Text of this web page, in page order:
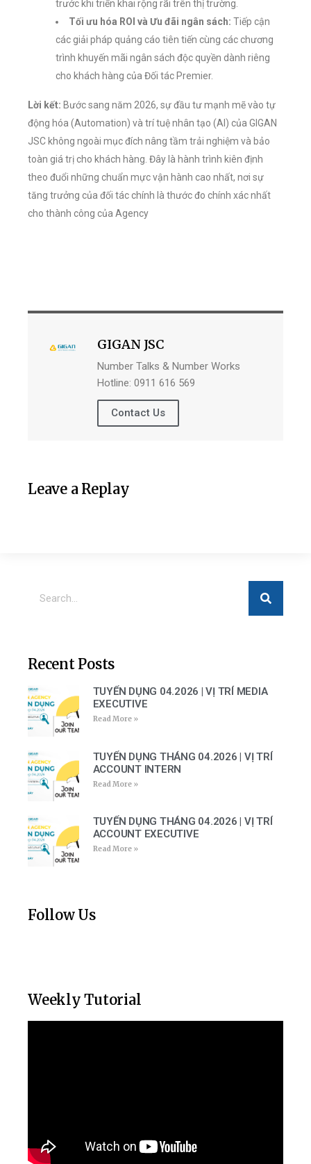
trước khi triển khai rộng rãi trên thị trường.
Tối ưu hóa ROI và Ưu đãi ngân sách: Tiếp cận
các giải pháp quảng cáo tiên tiến cùng các chương
trình khuyến mãi ngân sách độc quyền dành riêng
cho khách hàng của Đối tác Premier.
Lời kết: Bước sang năm 2026, sự đầu tư mạnh mẽ vào tự
động hóa (Automation) và trí tuệ nhân tạo (AI) của GIGAN
JSC không ngoài mục đích nâng tầm trải nghiệm và bảo
toàn giá trị cho khách hàng. Đây là hành trình kiên định
theo đuổi những chuẩn mực vận hành cao nhất, nơi sự
tăng trưởng của đối tác chính là thước đo chính xác nhất
cho thành công của Agency
GIGAN JSC
Number Talks & Number Works
Hotline: 0911 616 569
Contact Us
Leave a Replay
Recent Posts
TUYỂN DỤNG 04.2026 | VỊ TRÍ MEDIA
EXECUTIVE
Read More »
TUYỂN DỤNG THÁNG 04.2026 | VỊ TRÍ
ACCOUNT INTERN
Read More »
TUYỂN DỤNG THÁNG 04.2026 | VỊ TRÍ
ACCOUNT EXECUTIVE
Read More »
Follow Us
Weekly Tutorial